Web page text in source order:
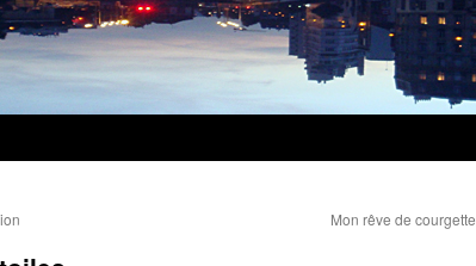
Mon rêve de courgette